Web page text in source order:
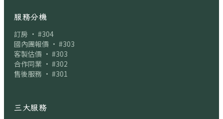
服務分機
訂房 · #304
國內團報價 · #303
客製估價 · #303
合作同業 · #302
售後服務 · #301
三大服務